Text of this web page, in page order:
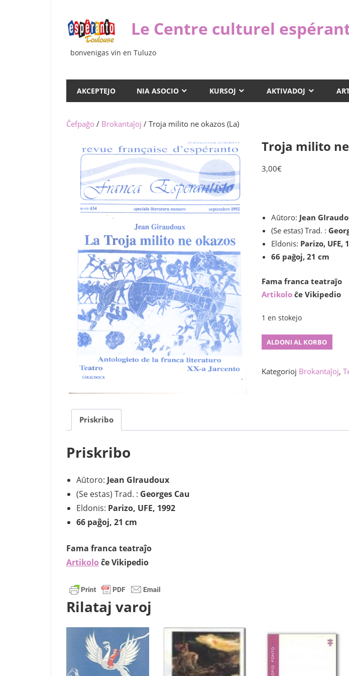
enhavo
Le Centre culturel
bonvenigas vin en Tuluzo
AKCEPTEJO NIA ASOCIO KURSOJ AKTIVADOJ
Ĉefpaĝo / Brokantaĵoj / Troja milito ne okazos (La)
Troja milito
3,00€
Aŭtoro: Jean
(Se estas) Trad. :
Eldonis: Parizo, UFE,
66 paĝoj, 21 cm
Fama franca teatraĵo
Artikoloĉe Vikipedio
1 en stokejo
Troja
ne
okazos
ALDONI AL KORBO
Kategorioj Brokantaĵoj,
Priskribo
Priskribo
Aŭtoro: Jean GIraudoux
(Se estas) Trad. : Georges Cau
Eldonis: Parizo, UFE, 1992
66 paĝoj, 21 cm
Fama franca teatraĵo
Artikolo ĉe Vikipedio
Rilataj varoj